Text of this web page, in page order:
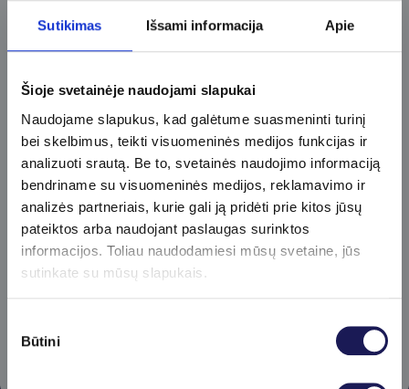
Sutikimas Išsami informacija Apie
Šioje svetainėje naudojami slapukai
Naudojame slapukus, kad galėtume suasmeninti turinį
bei skelbimus, teikti visuomeninės medijos funkcijas ir
analizuoti srautą. Be to, svetainės naudojimo informaciją
bendriname su visuomeninės medijos, reklamavimo ir
analizės partneriais, kurie gali ją pridėti prie kitos jūsų
pateiktos arba naudojant paslaugas surinktos
informacijos. Toliau naudodamiesi mūsų svetaine, jūs
sutinkate su mūsų slapukais.
pasirinkimas
Būtini
Prenumeruokite
naujienlaiškį​
Pirmieji gaukite specialius klinikos
Prenumeruoti